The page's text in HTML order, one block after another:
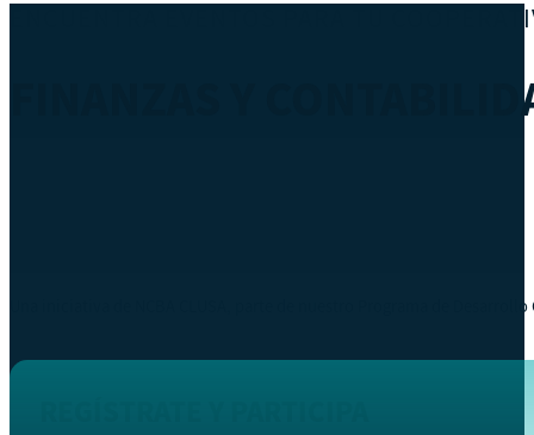
ENCUENTRA EVENTOS PARA TU
FINANZAS Y
Una iniciativa de NCBA CLUSA, parte de nuestro Programa de